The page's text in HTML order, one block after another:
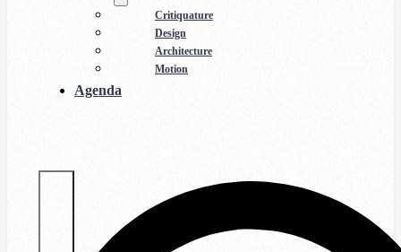
Critiquature
Design
Architecture
Motion
Agenda